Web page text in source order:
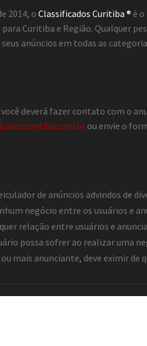
2014, o Classificados Curitiba ® é
Curitiba e Região. Qualquer
anúncios em todas as
deverá fazer contato com o
ou envie o
de anúncios advindos de
negócio entre os usuários e
relação entre usuários e
possa sofrer ao realizar uma
mais anunciante, deve eximir de